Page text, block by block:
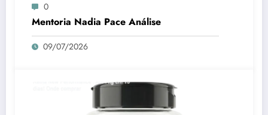
0
Mentoria Nadia Pace Análise
09/07/2026